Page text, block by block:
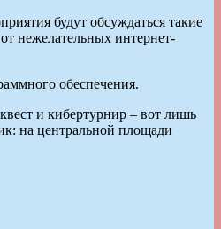
будут обсуждаться такие
нежелательных интернет-
обеспечения.
и кибертурнир – вот лишь
на центральной площади